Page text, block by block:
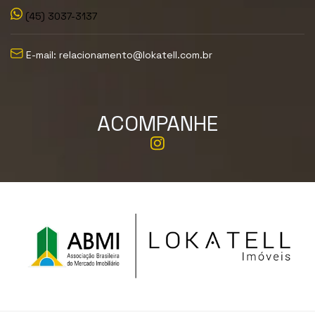
(45) 3037-3137
E-mail: relacionamento@lokatell.com.br
ACOMPANHE